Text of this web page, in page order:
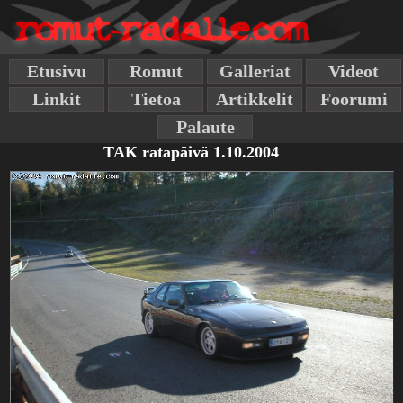
Etusivu Romut Galleriat
Videot
Linkit
Tietoa Artikkelit
Foorumi
Palaute
TAK ratapäivä 1.10.2004